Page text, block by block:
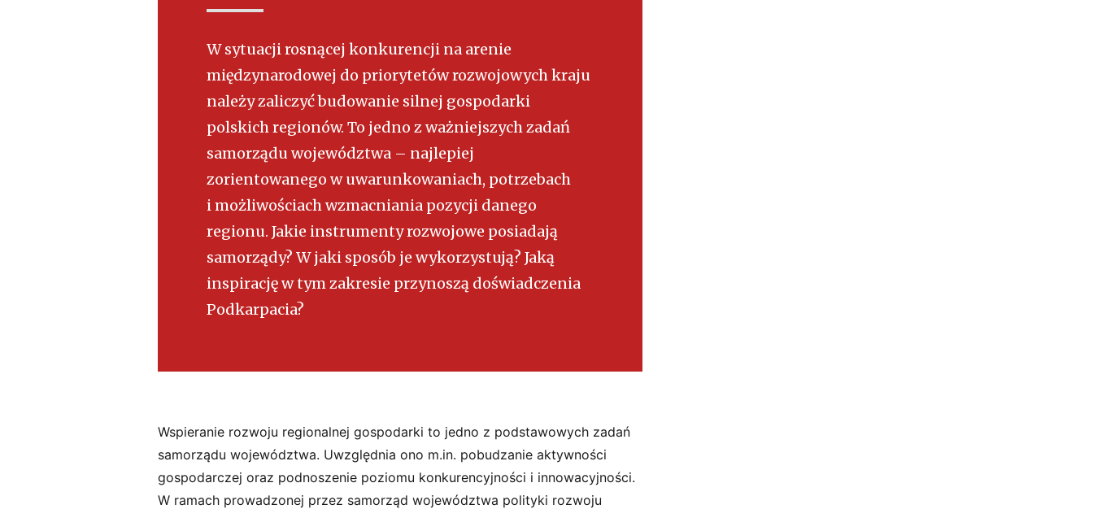
W sytuacji rosnącej konkurencji na arenie
międzynarodowej do priorytetów rozwojowych kraju
należy zaliczyć budowanie silnej gospodarki
polskich regionów. To jedno z ważniejszych zadań
samorządu województwa – najlepiej
zorientowanego w uwarunkowaniach, potrzebach
i możliwościach wzmacniania pozycji danego
regionu. Jakie instrumenty rozwojowe posiadają
samorządy? W jaki sposób je wykorzystują? Jaką
inspirację w tym zakresie przynoszą doświadczenia
Podkarpacia?
Wspieranie rozwoju regionalnej gospodarki to jedno z podstawowych zadań
samorządu województwa. Uwzględnia ono m.in. pobudzanie aktywności
gospodarczej oraz podnoszenie poziomu konkurencyjności i innowacyjności.
W ramach prowadzonej przez samorząd województwa polityki rozwoju